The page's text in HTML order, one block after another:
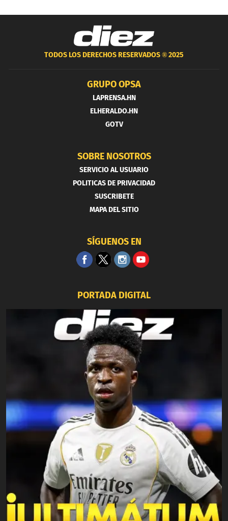
TODOS LOS DERECHOS RESERVADOS ®2025
GRUPO OPSA
LAPRENSA.HN
ELHERALDO.HN
GOTV
SOBRE NOSOTROS
SERVICIO AL USUARIO
POLITICAS DE PRIVACIDAD
SUSCRIBETE
MAPA DEL SITIO
SÍGUENOS EN
PORTADA DIGITAL